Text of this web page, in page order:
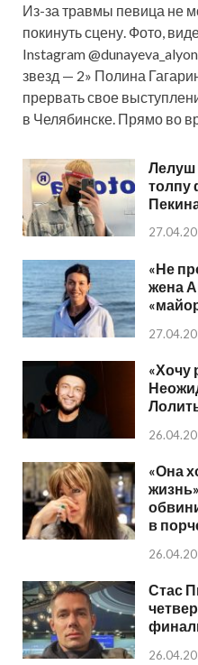
Из-за травмы певица не
покинуть сцену. Фото,
Instagram
звезд — 2» Полина
прервать свое
в Челябинске. Прямо во
Лелуш
толпу
«Не
жена
«Хочу
«Она
в
Стас